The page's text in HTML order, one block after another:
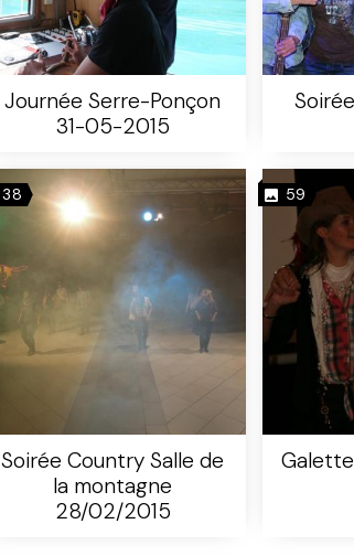
Journée Serre-Ponçon
31-05-2015
38
Soirée Country Salle de
la montagne
28/02/2015
59